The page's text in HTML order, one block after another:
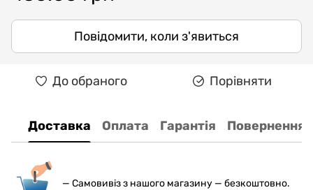
Повідомити, коли з'явиться
До обраного Порівняти
Доставка Оплата Гарантія Повернення
— Самовивіз з нашого магазину — безкоштовно.